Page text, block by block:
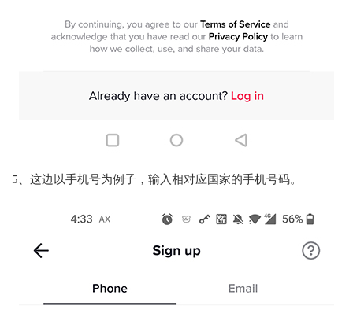
5、这边以手机号为例子，输入相对应国家的手机号码。